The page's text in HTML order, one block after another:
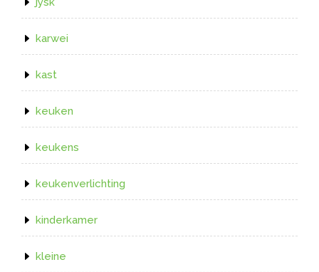
karwei
kast
keuken
keukens
keukenverlichting
kinderkamer
kleine